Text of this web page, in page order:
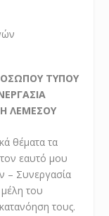
ΤΥΠΟΥ
ΛΕΜΕΣΟΥ
θέματα τα
εαυτό μου
– Συνεργασία
του
τους.